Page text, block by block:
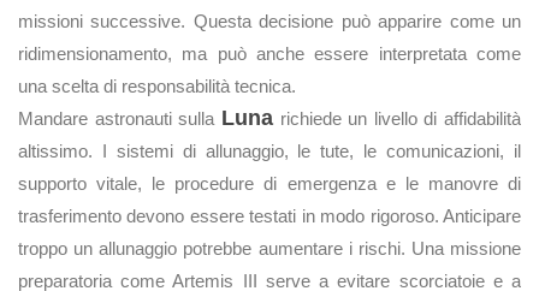
missioni successive. Questa decisione può apparire come un
ridimensionamento, ma può anche essere interpretata come
una scelta di responsabilità tecnica.
Mandare astronauti sulla Lunarichiede un livello di affidabilità
altissimo. I sistemi di allunaggio, le tute, le comunicazioni, il
supporto vitale, le procedure di emergenza e le manovre di
trasferimento devono essere testati in modo rigoroso. Anticipare
troppo un allunaggio potrebbe aumentare i rischi. Una missione
preparatoria come Artemis III serve a evitare scorciatoie e a